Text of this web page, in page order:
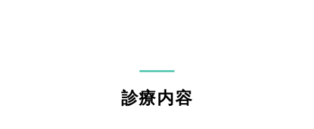
診療内容